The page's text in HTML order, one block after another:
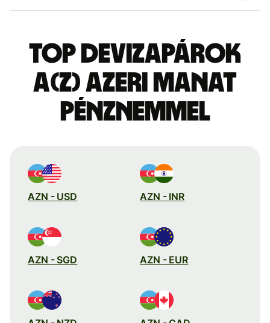
Top devizapárok
a(z) azeri manat
pénznemmel
AZN - USD AZN - INR
AZN - SGD AZN - EUR